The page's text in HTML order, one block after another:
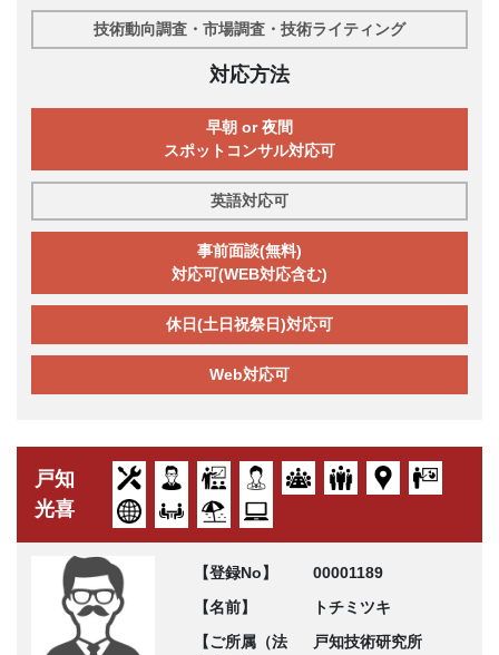
技術動向調査・市場調査・技術ライティング
対応方法
早朝 or 夜間
スポットコンサル対応可
英語対応可
事前面談(無料)
対応可(WEB対応含む)
休日(土日祝祭日)対応可
Web対応可
戸知
光喜
【登録No】
00001189
【名前】
トチミツキ
【ご所属（法
戸知技術研究所